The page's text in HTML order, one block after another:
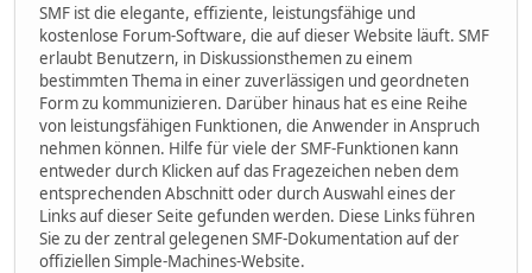
SMF ist die elegante, effiziente, leistungsfähige und
kostenlose Forum-Software, die auf dieser Website läuft. SMF
erlaubt Benutzern, in Diskussionsthemen zu einem
bestimmten Thema in einer zuverlässigen und geordneten
Form zu kommunizieren. Darüber hinaus hat es eine Reihe
von leistungsfähigen Funktionen, die Anwender in Anspruch
nehmen können. Hilfe für viele der SMF-Funktionen kann
entweder durch Klicken auf das Fragezeichen neben dem
entsprechenden Abschnitt oder durch Auswahl eines der
Links auf dieser Seite gefunden werden. Diese Links führen
Sie zu der zentral gelegenen SMF-Dokumentation auf der
offiziellen Simple-Machines-Website.